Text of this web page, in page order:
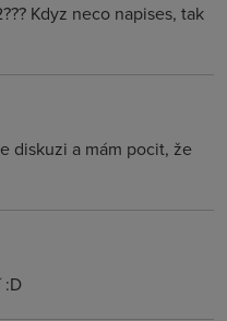
Kdyz neco napises, tak
diskuzi a mám pocit, že
:D